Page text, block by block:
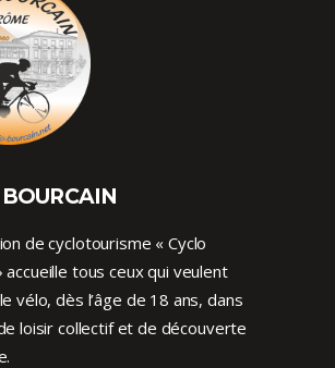
de cyclotourisme « Cyclo
accueille tous ceux qui veulent
vélo, dès l’âge de 18 ans, dans
loisir collectif et de découverte